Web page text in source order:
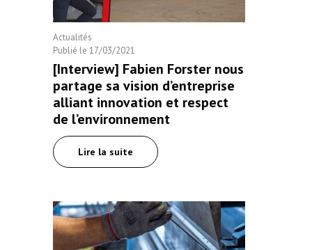
Actualités
Publié le 17/03/2021
[Interview] Fabien Forster nous
partage sa vision d’entreprise
alliant innovation et respect
de l’environnement
Lire la suite